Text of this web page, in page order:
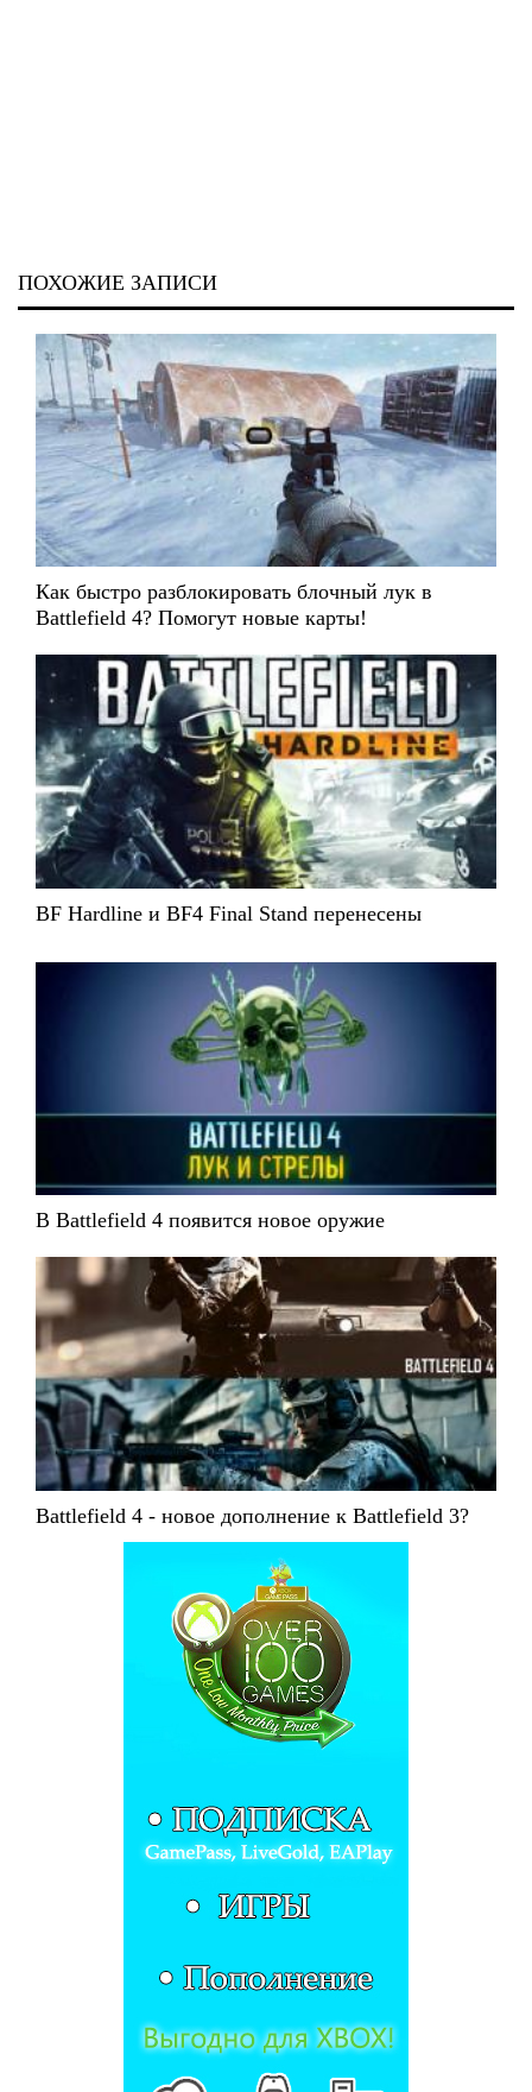
ПОХОЖИЕ ЗАПИСИ
Как быстро разблокировать блочный лук в
Battlefield 4? Помогут новые карты!
BF Hardline и BF4 Final Stand перенесены
В Battlefield 4 появится новое оружие
Battlefield 4 - новое дополнение к Battlefield 3?